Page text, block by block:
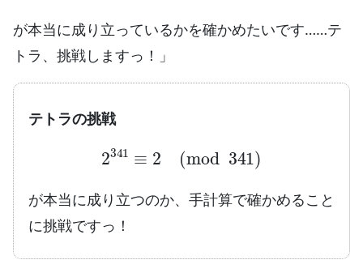
が本当に成り立っているかを確かめたいです……テ
トラ、挑戦しますっ！」
テトラの挑戦
2341 ≡ mod341)
が本当に成り立つのか、手計算で確かめること
に挑戦ですっ！